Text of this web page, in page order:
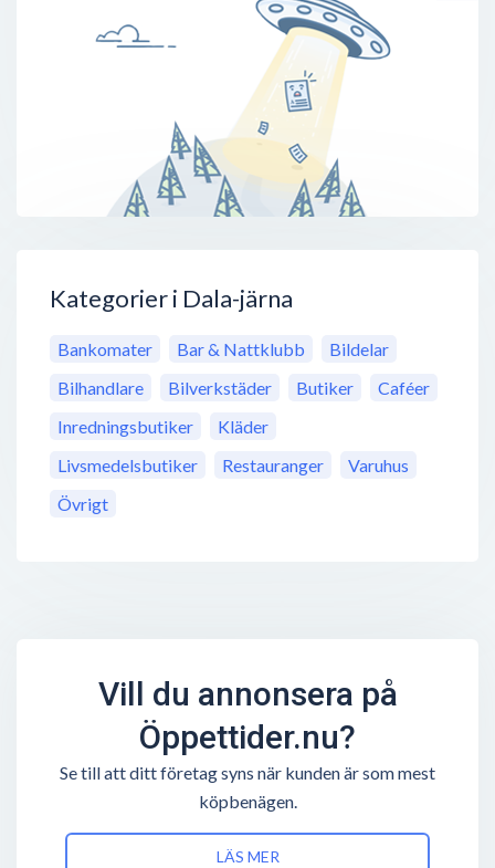
Kategorier i Dala-järna
Bankomater Bar & Nattklubb
Bildelar
Bilhandlare
Bilverkstäder Butiker
Caféer
Inredningsbutiker
Kläder
Livsmedelsbutiker
Restauranger
Varuhus
Övrigt
Vill du annonsera på
Öppettider.nu?
Se till att ditt företag syns när kunden är som mest
köpbenägen.
LÄS MER